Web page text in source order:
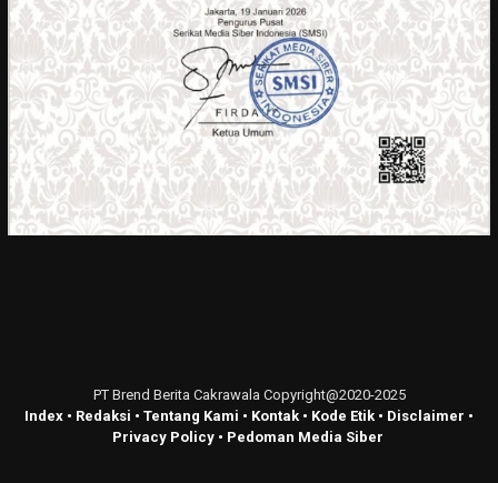
PT Brend Berita Cakrawala Copyright@2020-2025
Index • Redaksi • Tentang Kami • Kontak • Kode Etik • Disclaimer •
Privacy Policy• Pedoman Media Siber